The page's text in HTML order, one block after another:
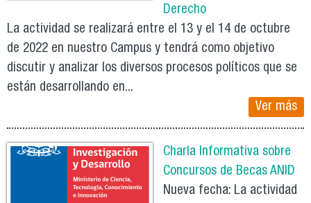
Derecho
La actividad se realizará entre el 13 y el 14 de octubre
de 2022 en nuestro Campus y tendrá como objetivo
discutir y analizar los diversos procesos políticos que se
están desarrollando en...
Ver más
Charla Informativa sobre
Concursos de Becas ANID
Nueva fecha: La actividad